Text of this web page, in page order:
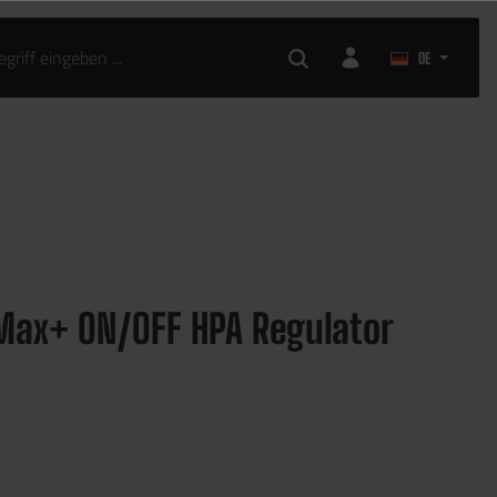
KLEIDUNG DE
ON/OFF HPA Regulator